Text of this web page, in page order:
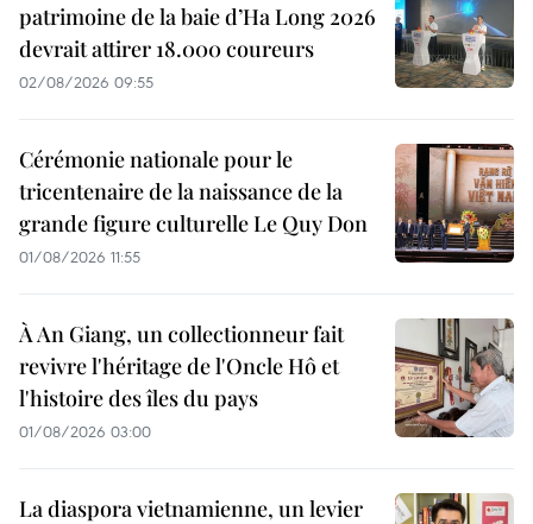
patrimoine de la baie d’Ha Long 2026
devrait attirer 18.000 coureurs
02/08/2026 09:55
Cérémonie nationale pour le
tricentenaire de la naissance de la
grande figure culturelle Le Quy Don
01/08/2026 11:55
À An Giang, un collectionneur fait
revivre l'héritage de l'Oncle Hô et
l'histoire des îles du pays
01/08/2026 03:00
La diaspora vietnamienne, un levier